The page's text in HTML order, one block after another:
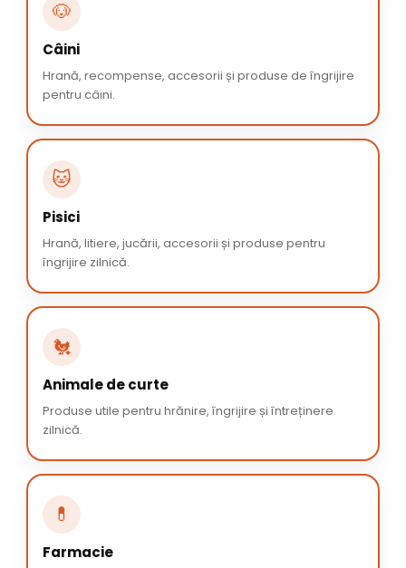
🐶
Câini
Hrană, recompense, accesorii și produse de îngrijire
pentru câini.
🐱
Pisici
Hrană, litiere, jucării, accesorii și produse pentru
îngrijire zilnică.
🐔
Animale de curte
Produse utile pentru hrănire, îngrijire și întreținere
zilnică.
💊
Farmacie